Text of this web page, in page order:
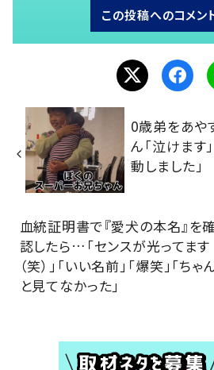
この投稿へのコメン
0歳弟をあや
ん「泣けます
動しました」
血統証明書で『愛犬の本名』を
認したら…「センスが光ってます
（笑）」「いい名前」「爆笑」「ちゃ
と見てなかった」